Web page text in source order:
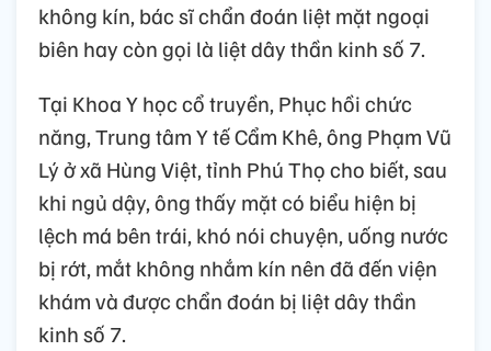
không kín, bác sĩ chẩn đoán liệt mặt ngoại
biên hay còn gọi là liệt dây thần kinh số 7.
Tại Khoa Y học cổ truyền, Phục hồi chức
năng, Trung tâm Y tế Cẩm Khê, ông Phạm Vũ
Lý ở xã Hùng Việt, tỉnh Phú Thọ cho biết, sau
khi ngủ dậy, ông thấy mặt có biểu hiện bị
lệch má bên trái, khó nói chuyện, uống nước
bị rớt, mắt không nhắm kín nên đã đến viện
khám và được chẩn đoán bị liệt dây thần
kinh số 7.